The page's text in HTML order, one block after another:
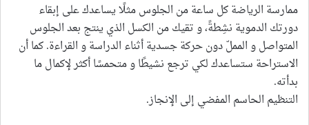
ممارسة الرياضة كل ساعة من الجلوس مثلًا يساعدك على إبقاء
دورتك الدموية نشِطةً، و تقيك من الكسل الذي ينتج بعد الجلوس
المتواصل و المملّ دون حركة جسدية أثناء الدراسة و القراءة. كما أن
الاستراحة ستساعدك لكي ترجع نشيطًا و متحمسًا أكثر لإكمال ما
بدأته.
التنظيم الحاسم المفضي إلى الإنجاز.